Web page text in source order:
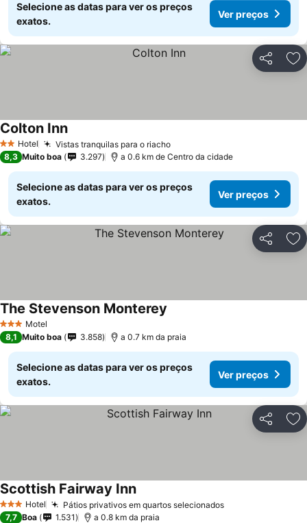
Selecione as datas para ver os preços
exatos.
Ver preços
Partilhar
2 Estrelas
Hotel Vistas tranquilas para o riacho
Colton Inn
8,3 Muito boa 3.297 a 0.6 km de Centro da cidade
Selecione as datas para ver os preços
exatos.
Ver preços
Partilhar
3 EstrelasMotel
The Stevenson Monterey
8,1 Muito boa 3.858 a 0.7 km da praia
Selecione as datas para ver os preços
exatos.
Ver preços
Partilhar
3 EstrelasHotel Pátios privativos em quartos selecionados
Scottish Fairway Inn
7,7 Boa 1.531 a 0.8 km da praia